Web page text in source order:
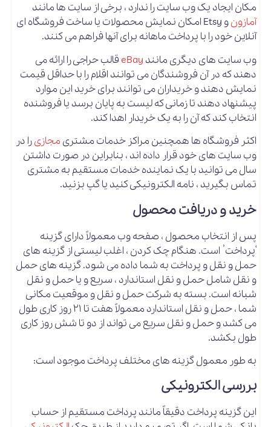
مکان ایجاد یک وب سایت را ندارد ، برخی از سایت ها مانند
آمازون
و Etsy امکان نمایش محصولات یا ساخت فروشگاه ای
آنلاین خود را با پرداخت ماهانه برای آنها فراهم می کنند.
وب سایت های دیگری مانند eBayقالب حراجی را ارائه می
دهند که در آن فروشندگان می توانند اقلام را با حداقل قیمت
نمایش دهند و خریداران می توانند برای خرید این موارد
پیشنهاد دهند تا زمانی که لیست به پایان برسد یا فروشنده
انتخاب کند که آن را به یک خریدار اهدا کند.
اکثر فروشگاه ها همچنین مراکز خدمات مشتری مجازیرا در
وب سایت های خود قرار داده اند ، بنابراین در صورت داشتن
سال می توانید با یک نماینده خدمات مستقیم به مشتری
تماس بگیرید ، نامه الکترونیکی کنید یا گپ بزنید.
خرید و دریافت محصول
پس از انتخاب محصول ، صفحه وب معمولاً دارای گزینه
‘پرداخت’ است. هنگام چک کردن ، اغلب لیستی از گزینه های
حمل و نقل و پرداخت به شما داده می شود. گزینه های حمل
و نقل شامل حمل و نقل استاندارد ، سریع و یا حمل و نقل
شبانه است. بسته به شرکت حمل و نقل و موقعیت مکانی
شما ، حمل و نقل استاندارد معمولاً هفت تا ۲۱ روز کاری طول
می کشد و حمل و نقل سریع می تواند از دو تا شش روز کاری
طول بکشد.
به طور معمول گزینه های مختلف پرداخت موجود است:
بررسی الکترونیکی
این گزینه پرداخت دقیقاً مانند پرداخت مستقیم از حساب